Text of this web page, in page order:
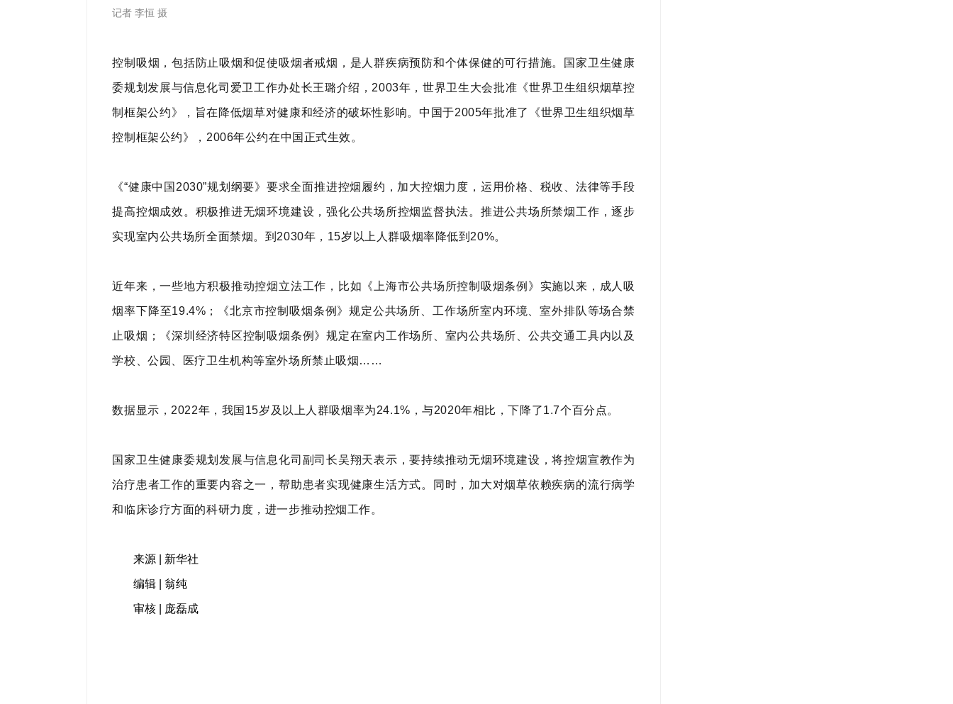
记者 李恒 摄
控制吸烟，包括防止吸烟和促使吸烟者戒烟，是人群疾病预防和个体保健的可行措施。国家卫生健康
委规划发展与信息化司爱卫工作办处长王璐介绍，2003年，世界卫生大会批准《世界卫生组织烟草控
制框架公约》，旨在降低烟草对健康和经济的破坏性影响。中国于2005年批准了《世界卫生组织烟草
控制框架公约》，2006年公约在中国正式生效。
《“健康中国2030”规划纲要》要求全面推进控烟履约，加大控烟力度，运用价格、税收、法律等手段
提高控烟成效。积极推进无烟环境建设，强化公共场所控烟监督执法。推进公共场所禁烟工作，逐步
实现室内公共场所全面禁烟。到2030年，15岁以上人群吸烟率降低到20%。
近年来，一些地方积极推动控烟立法工作，比如《上海市公共场所控制吸烟条例》实施以来，成人吸
烟率下降至19.4%；《北京市控制吸烟条例》规定公共场所、工作场所室内环境、室外排队等场合禁
止吸烟；《深圳经济特区控制吸烟条例》规定在室内工作场所、室内公共场所、公共交通工具内以及
学校、公园、医疗卫生机构等室外场所禁止吸烟……
数据显示，2022年，我国15岁及以上人群吸烟率为24.1%，与2020年相比，下降了1.7个百分点。
国家卫生健康委规划发展与信息化司副司长吴翔天表示，要持续推动无烟环境建设，将控烟宣教作为
治疗患者工作的重要内容之一，帮助患者实现健康生活方式。同时，加大对烟草依赖疾病的流行病学
和临床诊疗方面的科研力度，进一步推动控烟工作。
来源 | 新华社
编辑 | 翁纯
审核 | 庞磊成